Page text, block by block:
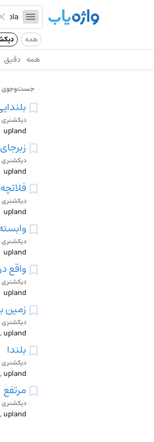
همه
همه دقیق
جست‌وجوی
دیکشنری
upland
زبرجای
دیکشنری
upland
فلاتچه
دیکشنری
upland
دیکشنری
upland
واقع
دیکشنری
upland
زمین
دیکشنری
upland
بلندا
دیکشنری
مرتفع
دیکشنری